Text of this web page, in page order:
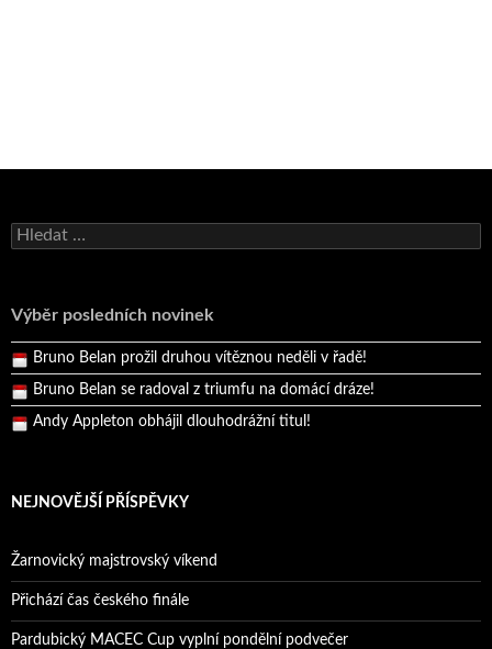
Vyhledávání
Výběr posledních novinek
Bruno Belan se radoval z triumfu na domácí dráze!
Andy Appleton obhájil dlouhodrážní titul!
Pražský přebor neskrblil překvapeními!
Bruno Belan prožil druhou vítěznou neděli v řadě!
Bruno Belan se radoval z triumfu na domácí dráze!
Andy Appleton obhájil dlouhodrážní titul!
NEJNOVĚJŠÍ PŘÍSPĚVKY
Žarnovický majstrovský víkend
Přichází čas českého finále
Pardubický MACEC Cup vyplní pondělní podvečer